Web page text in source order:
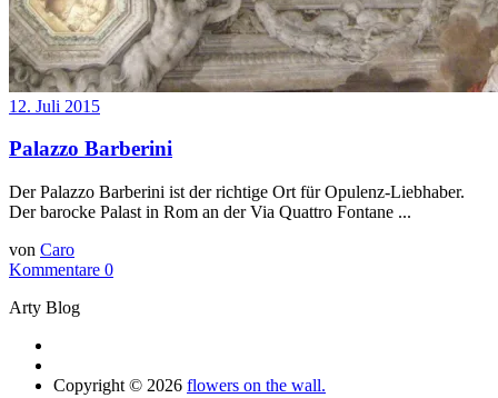
12. Juli 2015
Palazzo Barberini
Der Palazzo Barberini ist der richtige Ort für Opulenz-Liebhaber.
Der barocke Palast in Rom an der Via Quattro Fontane ...
von Caro
Kommentare 0
Arty Blog
Copyright © 2026 flowers on the wall.